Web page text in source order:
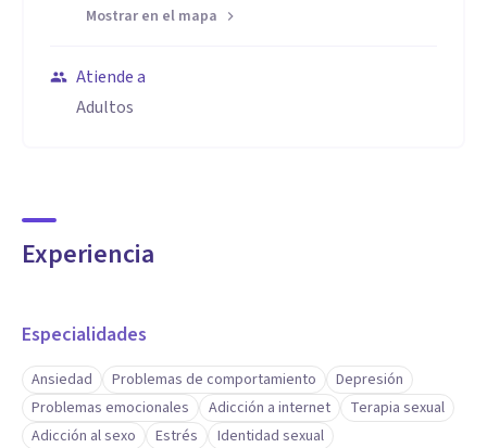
Mostrar en el mapa
Atiende a
Adultos
Experiencia
Especialidades
Ansiedad Problemas de comportamiento
Depresión
Problemas emocionales
Adicción a internet
Terapia sexual
Adicción al sexo
Estrés
Identidad sexual